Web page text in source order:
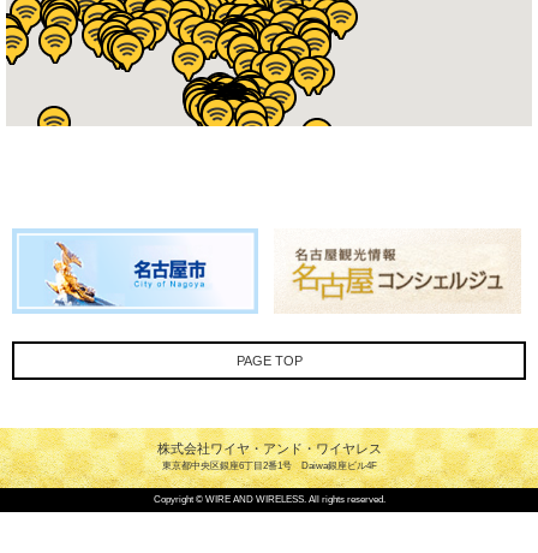
PAGE TOP
株式会社ワイヤ・アンド・ワイヤレス
東京都中央区銀座6丁目2番1号 Daiwa銀座ビル4F
Copyright © WIRE AND WIRELESS. All rights reserved.